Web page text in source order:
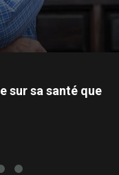
sur sa santé que